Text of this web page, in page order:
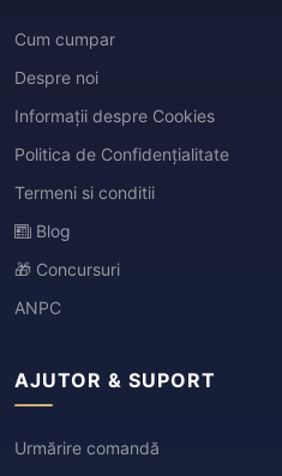
Cum cumpar
Despre noi
Informații despre Cookies
Politica de Confidențialitate
Termeni si conditii
Blog
🎁 Concursuri
ANPC
AJUTOR & SUPORT
Urmărire comandă